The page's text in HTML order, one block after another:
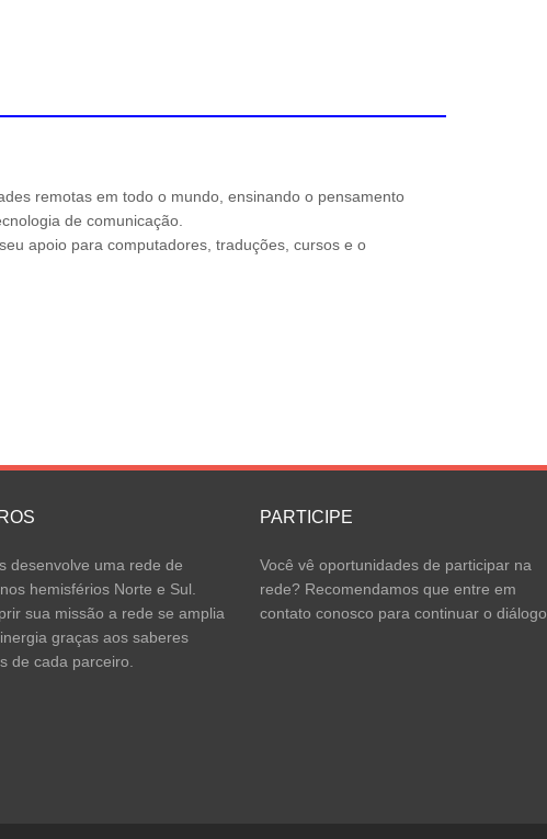
remotas em todo o mundo, ensinando o pensamento
de comunicação.
apoio para computadores, traduções, cursos e o
desenvolve uma rede de
hemisférios Norte e Sul.
sua missão a rede se amplia
graças aos saberes
de cada parceiro.
PARTICIPE
Você vê oportunidades de participar na
rede? Recomendamos que entre em
contato conosco para continuar o diálogo.